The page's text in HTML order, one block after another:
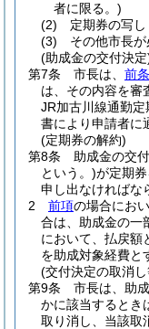
者に限る。)
(2)
定期券の写し
(3)
その他市長
(助成金の交付決定
第7条
市長は、 前条
は、その内容を審
JR加古川線通勤
書により申請者に
(定期券の解約)
第8条
助成金の交
という。)が定期
申し出なければな
2
前項の場合にお
合は、助成金の一
において、払戻額
を助成対象経費と
(交付決定の取消
第9条
市長は、助
かに該当するとき
取り消し、当該取